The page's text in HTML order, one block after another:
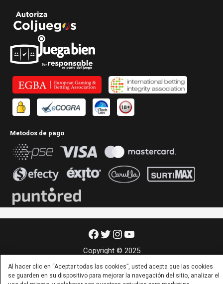
Metodos de pago
Facebook
Twitter
Instagram
YouTube
Copyright © 2025
Al hacer clic en “Aceptar todas las cookies”, usted acepta que las cookies
se guarden en su dispositivo para mejorar la navegación del sitio, analizar el